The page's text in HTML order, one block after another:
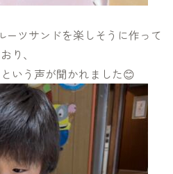
ーツサンドを楽しそうに作って
おり、
いう声が聞かれました😊